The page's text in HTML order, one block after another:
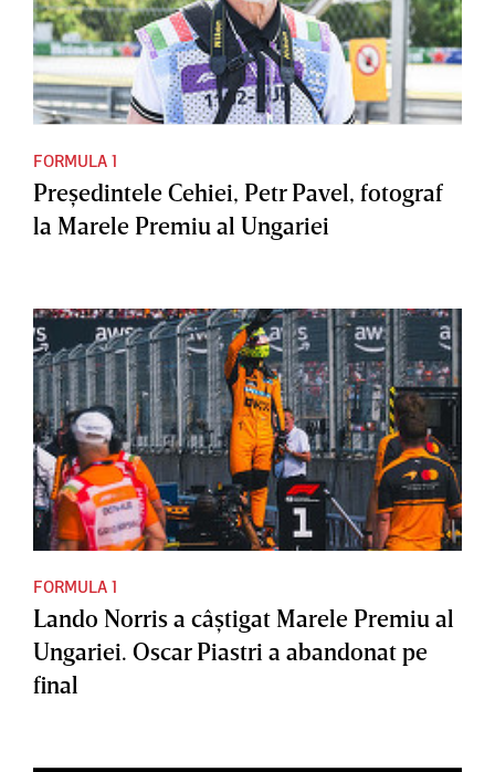
FORMULA 1
Preşedintele Cehiei, Petr Pavel, fotograf
la Marele Premiu al Ungariei
FORMULA 1
Lando Norris a câştigat Marele Premiu al
Ungariei. Oscar Piastri a abandonat pe
final